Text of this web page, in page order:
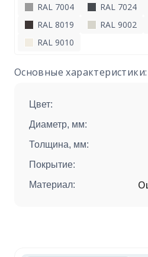
RAL 7004
RAL 7024
RAL 8019
RAL 9002
RAL 9010
Основные характеристики:
Цвет:
Диаметр, мм:
Толщина, мм:
Покрытие:
Материал: